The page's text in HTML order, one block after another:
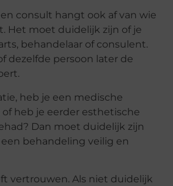
consult hangt ook af van wie
Het moet duidelijk zijn of je
behandelaar of consulent.
dezelfde persoon later de
heb je een medische
heb je eerder esthetische
Dan moet duidelijk zijn
behandeling veilig en
vertrouwen. Als niet duidelijk